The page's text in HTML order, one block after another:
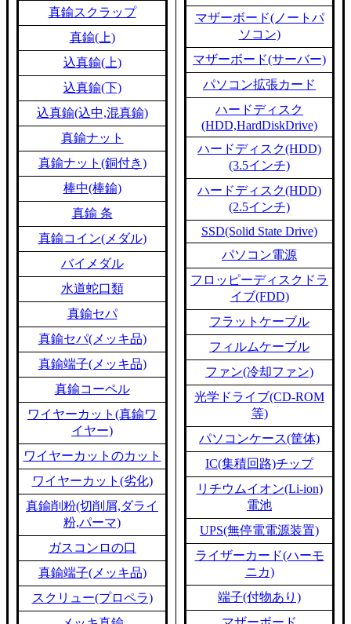
真鍮スクラップ
真鍮(上)
込真鍮(上)
込真鍮(下)
込真鍮(込中,混真鍮)
真鍮ナット
真鍮ナット(銅付き)
棒中(棒鍮)
真鍮 条
真鍮コイン(メダル)
バイメダル
水道蛇口類
真鍮セパ
真鍮セパ(メッキ品)
真鍮端子(メッキ品)
真鍮コーペル
ワイヤーカット(真鍮ワ
イヤー)
ワイヤーカットのカット
ワイヤーカット(劣化)
真鍮削粉(切削屑,ダライ
粉,パーマ)
ガスコンロの口
真鍮端子(メッキ品)
スクリュー(プロペラ)
マザーボード(ノートパ
ソコン)
マザーボード(サーバー)
パソコン拡張カード
ハードディスク
(HDD,HardDiskDrive)
ハードディスク(HDD)
(3.5インチ)
ハードディスク(HDD)
(2.5インチ)
SSD(Solid State Drive)
パソコン電源
フロッピーディスクドラ
イブ(FDD)
フラットケーブル
フィルムケーブル
ファン(冷却ファン)
光学ドライブ(CD-ROM
等)
パソコンケース(筐体)
IC(集積回路)チップ
リチウムイオン(Li-ion)
電池
UPS(無停電電源装置)
ライザーカード(ハーモ
ニカ)
端子(付物あり)